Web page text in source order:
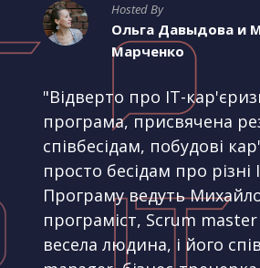
Hosted By
Ольга Давыдова и
Марченко
"Відверто про IT-
програма, присвячена
співбесідам, побудові
просто бесідам про різні
Програму ведуть
програміст, Scrum master
весела людина, і його